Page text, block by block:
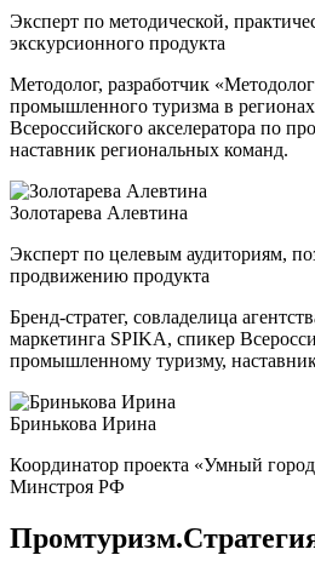
Эксперт по методической,
экскурсионного продукта
Методолог, разработчик
промышленного туризма в
Всероссийского акселератора по
наставник региональных команд.
Золотарева Алевтина
Эксперт по целевым аудиториям,
продвижению продукта
Бренд-стратег, совладелица
маркетинга SPIKA, спикер
промышленному туризму,
Бринькова Ирина
Координатор проекта «Умный
Минстроя РФ